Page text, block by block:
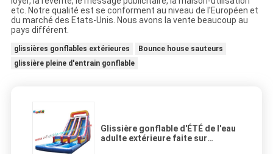
etc. Notre qualité est se conforment au niveau de l'Européen et
du marché des Etats-Unis. Nous avons la vente beaucoup au
pays différent.
glissières gonflables extérieures
Bounce house sauteurs
glissière pleine d'entrain gonflable
Glissière gonflable d'ÉTÉ de l'eau
adulte extérieure faite sur